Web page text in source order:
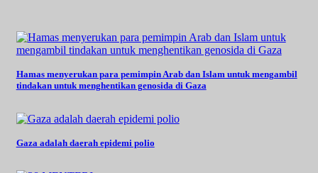
Hamas menyerukan para pemimpin Arab dan Islam untuk mengambil
tindakan untuk menghentikan genosida di Gaza
Gaza adalah daerah epidemi polio